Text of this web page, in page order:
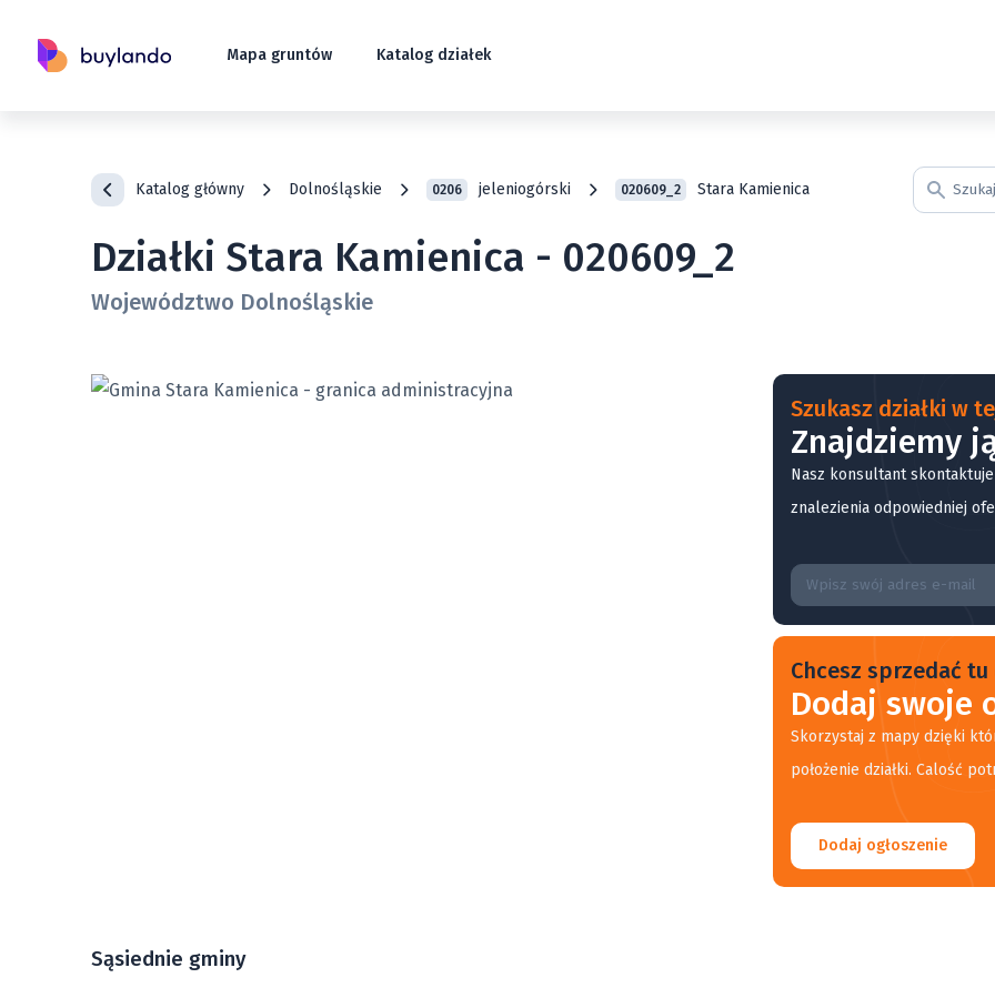
Mapa gruntów Katalog działek
Katalog główny Dolnośląskie 0206 jeleniogórski 020609_2 Stara Kamienica
Działki Stara Kamienica - 020609_2
Województwo Dolnośląskie
Szukasz działki w
Znajdziemy
Nasz konsultant
znalezienia odpowiedniej
Chcesz sprzedać tu
Dodaj swoje
Skorzystaj z mapy dzięki
położenie działki. Calość
Dodaj ogłoszenie
Sąsiednie gminy